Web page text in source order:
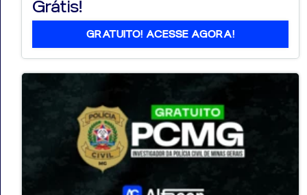
Grátis!
GRATUITO! ACESSE AGORA!